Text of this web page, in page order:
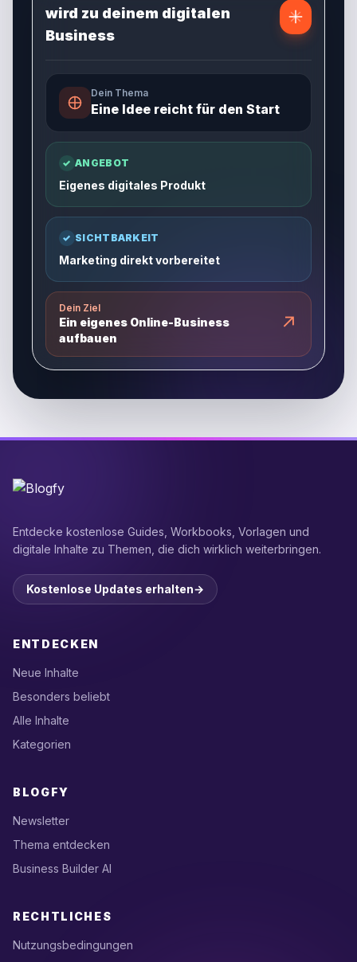
wird zu deinem digitalen
Business
Dein Thema
Eine Idee reicht für den Start
✓ ANGEBOT
Eigenes digitales Produkt
✓ SICHTBARKEIT
Marketing direkt vorbereitet
Dein Ziel
Ein eigenes Online-Business
aufbauen
↗
Entdecke kostenlose Guides, Workbooks, Vorlagen und
digitale Inhalte zu Themen, die dich wirklich weiterbringen.
Kostenlose Updates erhalten→
ENTDECKEN
Neue Inhalte
Besonders beliebt
Alle Inhalte
Kategorien
BLOGFY
Newsletter
Thema entdecken
Business Builder AI
RECHTLICHES
Nutzungsbedingungen